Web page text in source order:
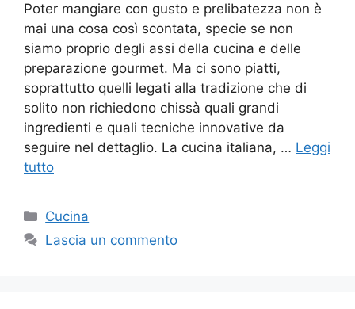
Poter mangiare con gusto e prelibatezza non è
mai una cosa così scontata, specie se non
siamo proprio degli assi della cucina e delle
preparazione gourmet. Ma ci sono piatti,
soprattutto quelli legati alla tradizione che di
solito non richiedono chissà quali grandi
ingredienti e quali tecniche innovative da
seguire nel dettaglio. La cucina italiana, … Leggi
tutto
Categorie
Cucina
Lascia un commento